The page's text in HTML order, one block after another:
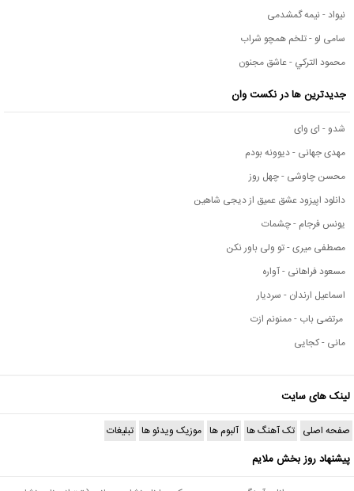
نیواد - نیمه گمشدمی
سامی لو - تلخم همچو شراب
محمود التركي - عاشق مجنون
جدیدترین ها در نکست وان
شدو - ای وای
مهدی جهانی - دیوونه بودم
محسن چاوشی - چهل روز
دانلود اپیزود عشق عمیق از دیجی شاهین
یونس فرجام - چشمات
مصطفی میری - تو ولی باور نکن
مسعود فراهانی - آواره
اسماعیل ارندان - سردیار
مرتضی باب - ممنونم ازت
مانی - کجایی
لینک های سایت
صفحه اصلی تک آهنگ ها آلبوم ها موزیک ویدئو ها تبلیغات
پیشنهاد روز بخش ملایم